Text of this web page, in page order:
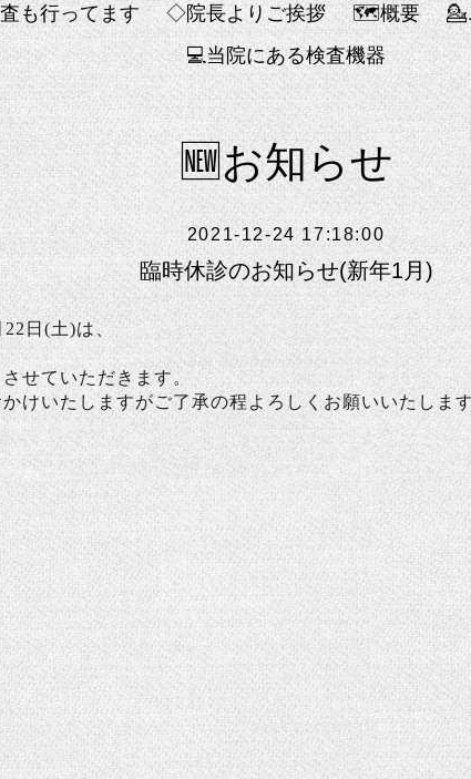
も行ってます
◇院長よりご挨拶 🗺概要
💁
💻️当院にある検査機器
🆕お知らせ
2021-12-24 17:18:00
臨時休診のお知らせ(新年1月)
22日(土)は、
せていただきます。
けいたしますがご了承の程よろしくお願いいたします